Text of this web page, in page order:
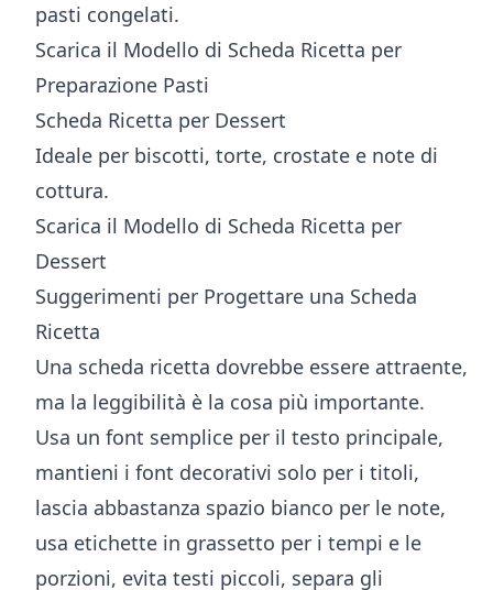
pasti congelati.
Scarica il Modello di Scheda Ricetta per
Preparazione Pasti
Scheda Ricetta per Dessert
Ideale per biscotti, torte, crostate e note di
cottura.
Scarica il Modello di Scheda Ricetta per
Dessert
Suggerimenti per Progettare una Scheda
Ricetta
Una scheda ricetta dovrebbe essere attraente,
ma la leggibilità è la cosa più importante.
Usa un font semplice per il testo principale,
mantieni i font decorativi solo per i titoli,
lascia abbastanza spazio bianco per le note,
usa etichette in grassetto per i tempi e le
porzioni, evita testi piccoli, separa gli